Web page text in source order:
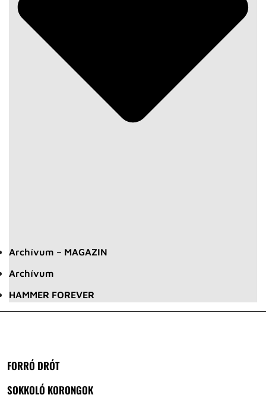
Archívum – MAGAZIN
Archívum
HAMMER FOREVER
FORRÓ DRÓT
SOKKOLÓ KORONGOK